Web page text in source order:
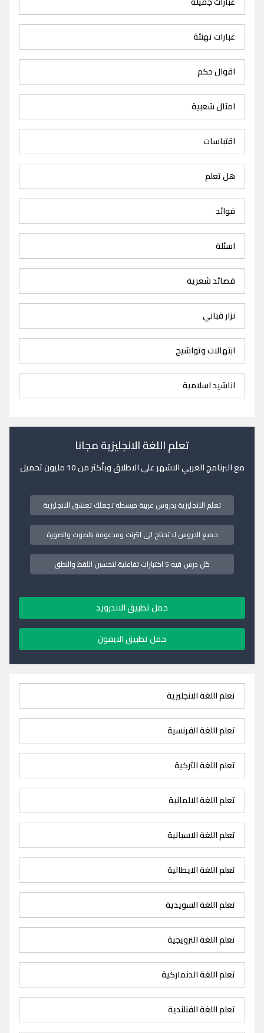
عبارات تهنئة
اقوال حكم
امثال شعبية
اقتباسات
هل تعلم
فوائد
اسئلة
قصائد شعرية
نزار قباني
ابتهالات وتواشيح
اناشيد اسلامية
تعلم اللغة الانجليزية مجانا
مع البرنامج العربي الاشهر على الاطلاق وبأكثر من 10 مليون تحميل
تعلم الانجليزية بدروس عربية مبسطة تجعلك تعشق الانجليزية
جميع الدروس لا تحتاج الى انترنت ومدعومة بالصوت والصورة
كل درس فيه 5 اختبارات تفاعلية لتحسين اللفظ والنطق
حمل تطبيق الاندرويد
حمل تطبيق الايفون
تعلم اللغة الانجليزية
تعلم اللغة الفرنسية
تعلم اللغة التركية
تعلم اللغة الالمانية
تعلم اللغة الاسبانية
تعلم اللغة الايطالية
تعلم اللغة السويدية
تعلم اللغة النرويجية
تعلم اللغة الدنماركية
تعلم اللغة الفنلندية